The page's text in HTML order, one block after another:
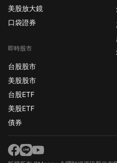
美股放大鏡
口袋證券
即時股市
台股股市
美股股市
台股ETF
美股ETF
債券